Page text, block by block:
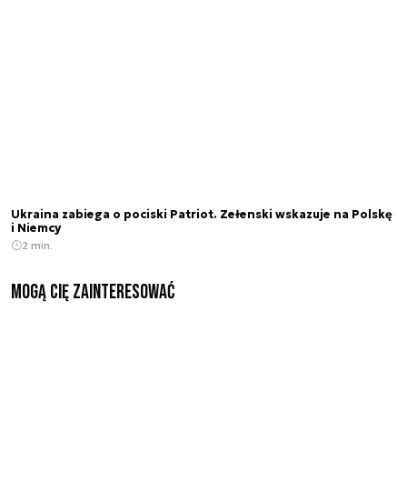
Ukraina zabiega o pociski Patriot. Zełenski wskazuje na Polskę
i Niemcy
2 min.
Mogą Cię zainteresować